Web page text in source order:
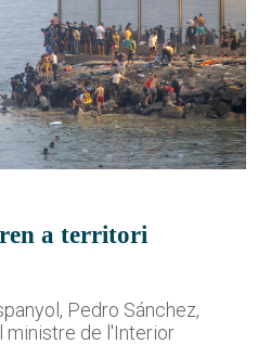
a territori
Pedro Sánchez,
ministre de l'Interior